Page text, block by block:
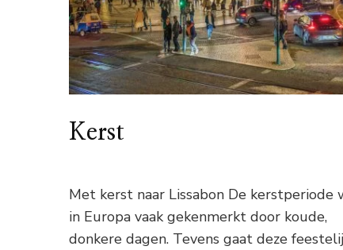
Kerst
Met kerst naar Lissabon De kerstperiode
in Europa vaak gekenmerkt door koude,
donkere dagen. Tevens gaat deze